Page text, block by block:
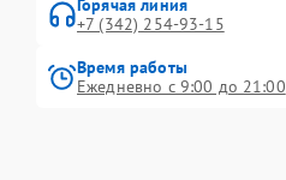
Горячая линия
+7 (342) 254-93-15
Время работы
Ежедневно с 9:00 до 21:00